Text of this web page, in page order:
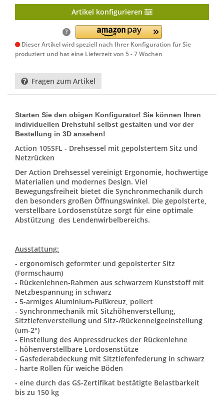
Artikel konfigurieren
?
Dieser Artikel wird speziell nach Ihrer Konfiguration für Sie
produziert und hat eine Lieferzeit von 5 - 7 Wochen
Fragen zum Artikel
Starten Sie den obigen Konfigurator! Sie können Ihren
individuellen Drehstuhl selbst gestalten und vor der
Bestellung in 3D ansehen!
Action 105SFL - Drehsessel mit gepolstertem Sitz und
Netzrücken
Der Action Drehsessel vereinigt Ergonomie, hochwertige
Materialien und modernes Design. Viel
Bewegungsfreiheit bietet die Synchronmechanik durch
den besonders großen Öffnungswinkel. Die gepolsterte,
verstellbare Lordosenstütze sorgt für eine optimale
Abstützung des Lendenwirbelbereichs.
Ausstattung:
- ergonomisch geformter und gepolsterter Sitz
(Formschaum)
- Rückenlehnen-Rahmen aus schwarzem Kunststoff mit
Netzbespannung in schwarz
- 5-armiges Aluminium-Fußkreuz, poliert
- Synchronmechanik mit Sitzhöhenverstellung,
Sitztiefenverstellung und Sitz-/Rückenneigeeinstellung
(um-2°)
- Einstellung des Anpressdruckes der Rückenlehne
- höhenverstellbare Lordosenstütze
- Gasfederabdeckung mit Sitztiefenfederung in schwarz
- harte Rollen für weiche Böden
- eine durch das GS-Zertifikat bestätigte Belastbarkeit
bis zu 150 kg